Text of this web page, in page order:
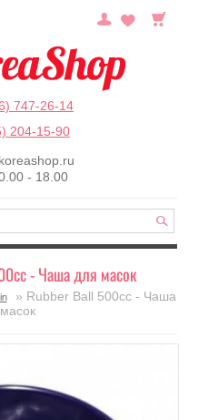
747-26-14
204-15-90
- 18.00
- Чаша для масок
» Rubber Ball 500cc - Чаша